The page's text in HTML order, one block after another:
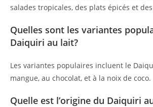
salades tropicales, des plats épicés et
Quelles sont les variantes
Daiquiri au lait?
Les variantes populaires incluent le
mangue, au chocolat, et à la noix de coco.
Quelle est l’origine du Daiquiri